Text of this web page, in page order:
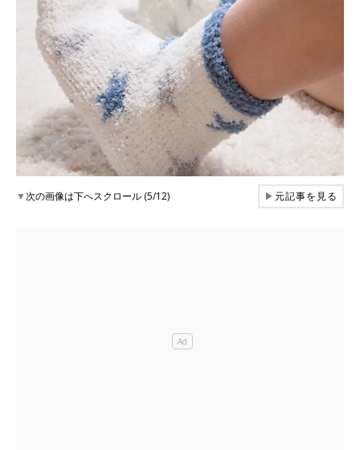
▼次の画像は下へスクロール (5/12) ▶元記事を見る